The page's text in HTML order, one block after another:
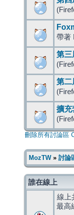
帶著
第三
第二
擴充
刪除所有討論區
MozTW» 討論
誰在線上
線上
最高